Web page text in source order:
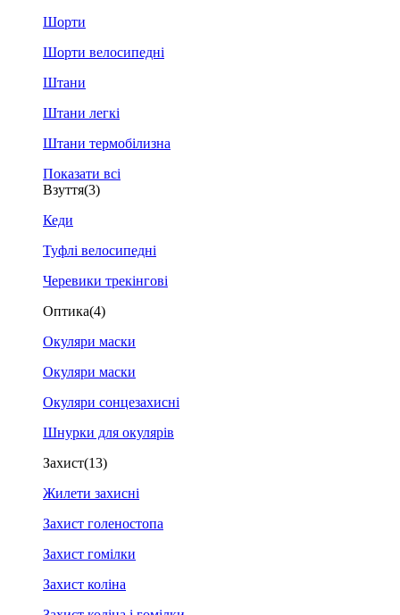
Шорти
Шорти велосипедні
Штани
Штани легкі
Штани термобілизна
Показати всі
Взуття(3)
Кеди
Туфлі велосипедні
Черевики трекінгові
Оптика(4)
Окуляри маски
Окуляри маски
Окуляри сонцезахисні
Шнурки для окулярів
Захист(13)
Жилети захисні
Захист голеностопа
Захист гомілки
Захист коліна